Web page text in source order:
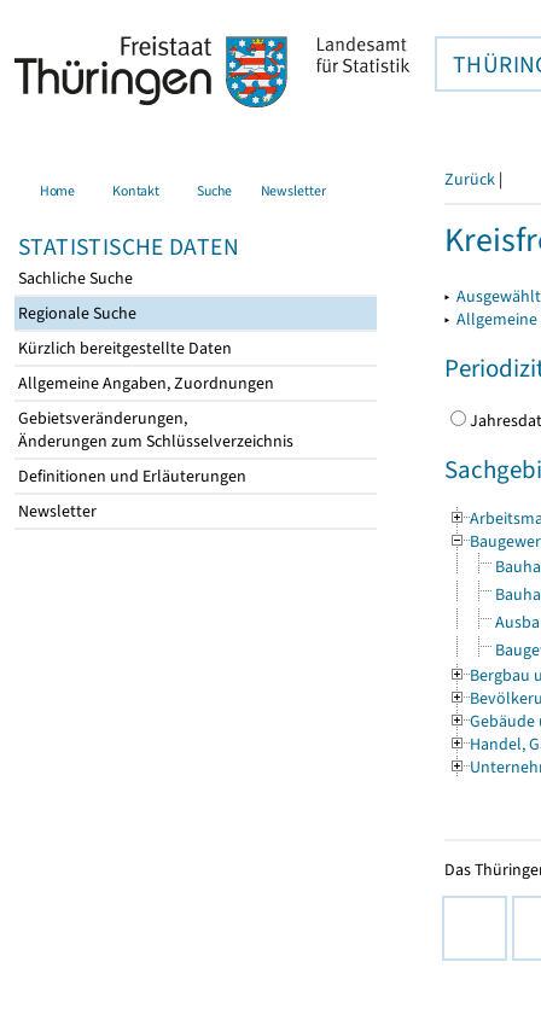
Home Kontakt Suche Newsletter
STATISTISCHE DATEN
Sachliche Suche
Regionale Suche
Kürzlich bereitgestellte Daten
Allgemeine Angaben, Zuordnungen
Gebietsveränderungen,
Änderungen zum Schlüsselverzeichnis
Definitionen und Erläuterungen
Newsletter
Zurück |
▸
▸
Bergbau
Gebäude
Handel,
Das